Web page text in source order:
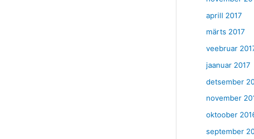
aprill 2017
märts 2017
veebruar
jaanuar 2017
detsember
november
oktoober
september